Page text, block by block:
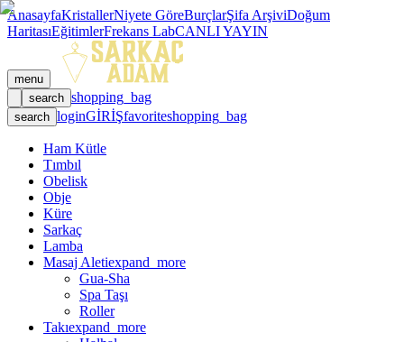
AnasayfaKristallerNiyete GöreBurçlarŞifa ArşiviDoğum
HaritasıEğitimlerFrekans LabCANLI YAYIN
menu
search shopping_bag
search loginGİRİŞfavoriteshopping_bag
Ham Kütle
Tımbıl
Obelisk
Obje
Küre
Sarkaç
Lamba
Masaj Aletiexpand_more
Gua-Sha
Spa Taşı
Roller
Takıexpand_more